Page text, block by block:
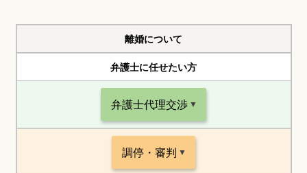
離婚について
弁護士に任せたい方
弁護士代理交渉
調停・審判